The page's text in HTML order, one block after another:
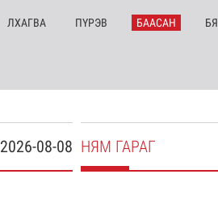
ЛХАГВА ПҮРЭВ БААСАН БЯ
2026-08-08 НЯМ ГАРАГ